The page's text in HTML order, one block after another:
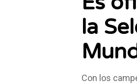
la
Con los